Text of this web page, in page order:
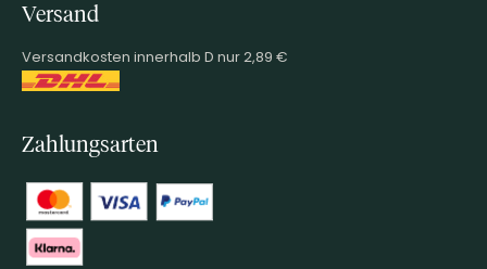
Versand
Versandkosten innerhalb D nur 2,89 €
Zahlungsarten